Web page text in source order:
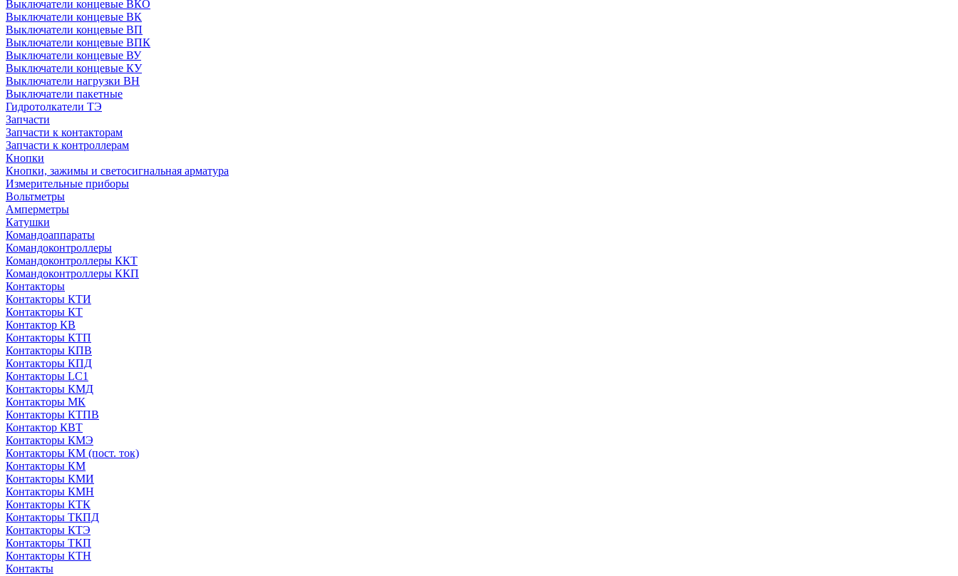
Выключатели концевые ВКО
Выключатели концевые ВК
Выключатели концевые ВП
Выключатели концевые ВПК
Выключатели концевые ВУ
Выключатели концевые КУ
Выключатели нагрузки ВН
Выключатели пакетные
Гидротолкатели ТЭ
Запчасти
Запчасти к контакторам
Запчасти к контроллерам
Кнопки
Кнопки, зажимы и светосигнальная арматура
Измерительные приборы
Вольтметры
Амперметры
Катушки
Командоаппараты
Командоконтроллеры
Командоконтроллеры ККТ
Командоконтроллеры ККП
Контакторы
Контакторы КТИ
Контакторы КТ
Контактор КВ
Контакторы КТП
Контакторы КПВ
Контакторы КПД
Контакторы LC1
Контакторы КМД
Контакторы МК
Контакторы КТПВ
Контактор КВТ
Контакторы КМЭ
Контакторы КМ (пост. ток)
Контакторы КМ
Контакторы КМИ
Контакторы КМН
Контакторы КТК
Контакторы ТКПД
Контакторы КТЭ
Контакторы ТКП
Контакторы КТН
Контакты